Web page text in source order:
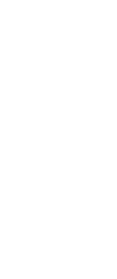
& Melembapkan]